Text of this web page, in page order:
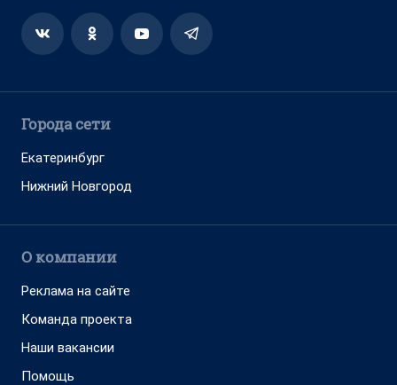
Города сети
Екатеринбург
Нижний Новгород
О компании
Реклама на сайте
Команда проекта
Наши вакансии
Помощь